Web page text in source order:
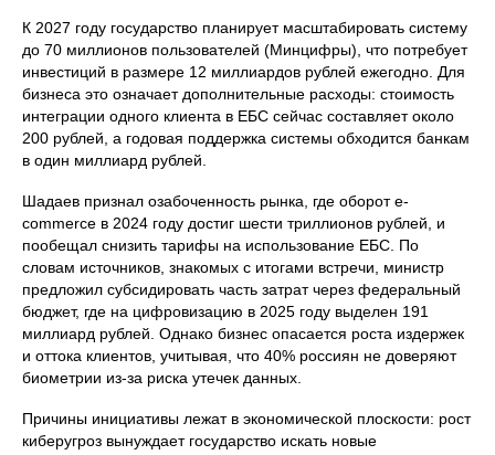
К 2027 году государство планирует масштабировать систему
до 70 миллионов пользователей (Минцифры), что потребует
инвестиций в размере 12 миллиардов рублей ежегодно. Для
бизнеса это означает дополнительные расходы: стоимость
интеграции одного клиента в ЕБС сейчас составляет около
200 рублей, а годовая поддержка системы обходится банкам
в один миллиард рублей.
Шадаев признал озабоченность рынка, где оборот e-
commerce в 2024 году достиг шести триллионов рублей, и
пообещал снизить тарифы на использование ЕБС. По
словам источников, знакомых с итогами встречи, министр
предложил субсидировать часть затрат через федеральный
бюджет, где на цифровизацию в 2025 году выделен 191
миллиард рублей. Однако бизнес опасается роста издержек
и оттока клиентов, учитывая, что 40% россиян не доверяют
биометрии из-за риска утечек данных.
Причины инициативы лежат в экономической плоскости: рост
киберугроз вынуждает государство искать новые